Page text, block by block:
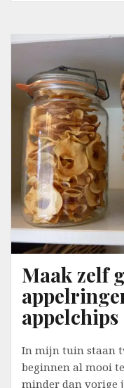
Maak zelf
appelchips
In mijn tuin staan
beginnen al mooi
minder dan vorige